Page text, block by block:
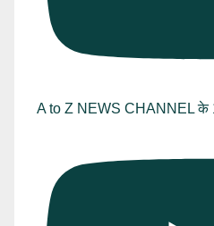
A to Z NEWS CHANNEL के